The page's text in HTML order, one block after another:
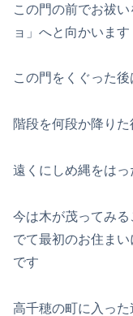
この門の前でお祓
ョ」へと向かいます
この門をくぐった後
階段を何段か降り
遠くにしめ縄をは
今は木が茂ってみ
でて最初のお住ま
です
高千穂の町に入っ